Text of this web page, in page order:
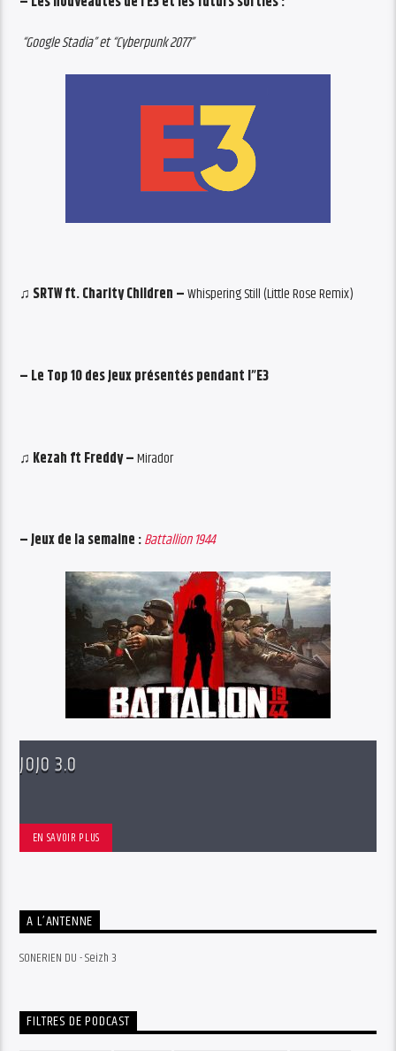
“Google Stadia” et “Cyberpunk 2077”
♫ SRTW ft. Charity Children –Whispering Still (Little Rose Remix)
– Le Top 10 des jeux présentés pendant l”E3
♫ Kezah ft Freddy –Mirador
– Jeux de la semaine :Battallion 1944
JOJO 3.0
EN SAVOIR PLUS
A L’ANTENNE
SONERIEN DU - Seizh 3
FILTRES DE PODCAST